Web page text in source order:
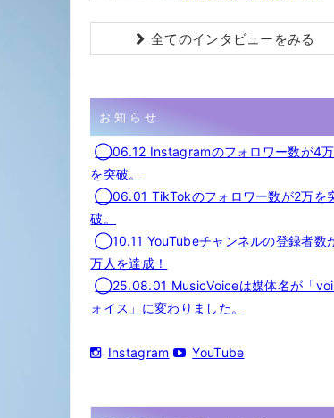
全てのインタビューをみる
お知らせ
◯06.12 Instagramのフォロワー数が4万
を突破。
◯06.01 TikTokのフォロワー数が2万を
破。
◯10.11 YouTubeチャンネルの登録者数
万人を達成！
◯25.08.01 MusicVoiceは媒体名が「
ォイス」に変わりました。
Instagram YouTube